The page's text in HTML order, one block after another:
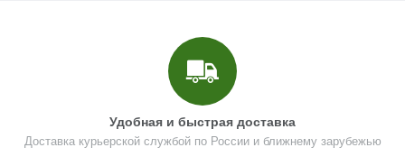
Удобная и быстрая доставка
Доставка курьерской службой по России и ближнему зарубежью